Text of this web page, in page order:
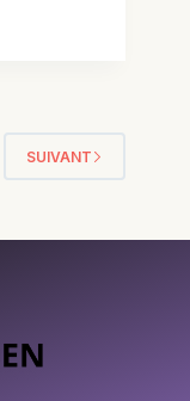
SUIVANT